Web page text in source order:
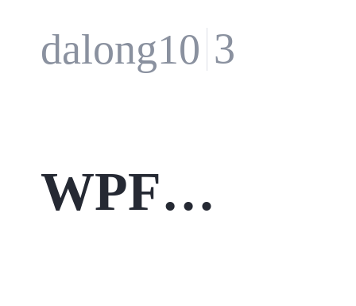
篇
以换行Lost
Focus（失
无无无Sele
dalong10 3 天前
WPF：3